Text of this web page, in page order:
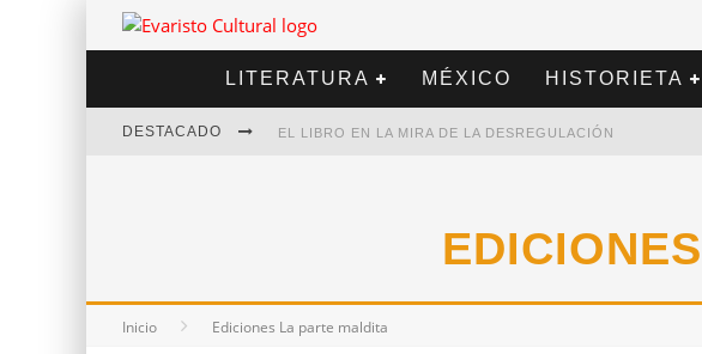
LITERATURA MÉXICO HISTORIETA
DESTACADO EL LIBRO EN LA MIRA DE LA DESREGULACIÓN
DIEGO MERET | HOTEL ACAPULCO
Inicio Ediciones La parte maldita